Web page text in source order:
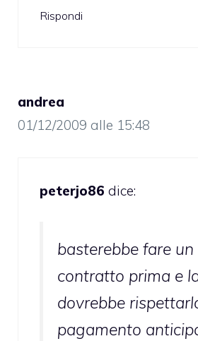
Rispondi
andrea
01/12/2009 alle 15:48
peterjo86 dice:
basterebbe fare un
contratto prima e
dovrebbe
pagamento